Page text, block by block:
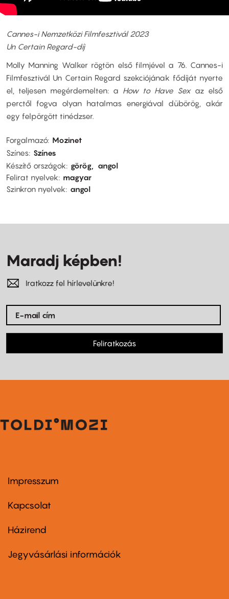
Cannes-i Nemzetközi Filmfesztivál 2023
Un Certain Regard-díj
Molly Manning Walker rögtön első filmjével a 76. Cannes-i
Filmfesztivál Un Certain Regard szekciójának fődíját nyerte
el, teljesen megérdemelten: a How to Have Sexaz első
perctől fogva olyan hatalmas energiával dübörög, akár
egy felpörgött tinédzser.
Forgalmazó Mozinet
Színes Színes
Készítő országok
görög
angol
Felirat nyelvek
magyar
Szinkron nyelvek
angol
Maradj képben!
Iratkozz fel hírlevelünkre!
Feliratkozás
Footer
first
Impresszum
Kapcsolat
Footer
second
Házirend
Jegyvásárlási információk